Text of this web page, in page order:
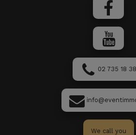
02 735 18 38
We call you